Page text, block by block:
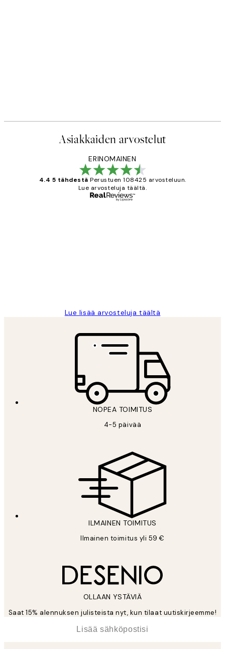
Asiakkaiden arvostelut
ERINOMAINEN
4.4 5 tähdestä Perustuen 108425 arvosteluun.
Lue arvosteluja täältä.
Lue lisää arvosteluja täältä
NOPEA TOIMITUS
4-5 päivää
ILMAINEN TOIMITUS
Ilmainen toimitus yli 59 €
OLLAAN YSTÄVIÄ
Saat 15% alennuksen julisteista nyt, kun tilaat uutiskirjeemme!